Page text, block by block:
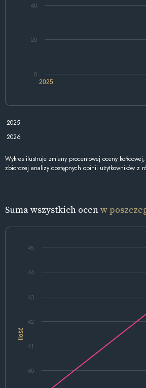
2025
0
20
40
2025
2026
Wykres ilustruje zmiany procentowej oceny
zbiorczej analizy dostępnych opinii użytkowników z
Suma wszystkich ocenw
Ilość
40
41
42
43
44
45